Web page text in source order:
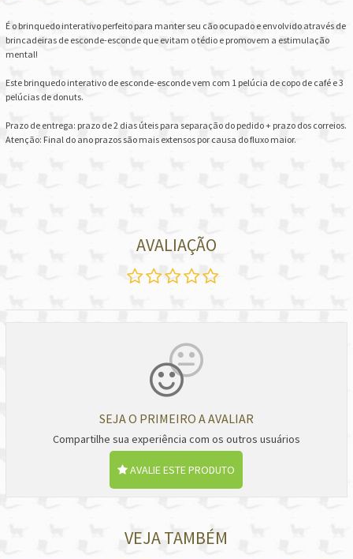
É o brinquedo interativo perfeito para manter seu cão ocupado e envolvido através de
brincadeiras de esconde-esconde que evitam o tédio e promovem a estimulação
mental!
Este brinquedo interativo de esconde-esconde vem com 1 pelúcia de copo de café e 3
pelúcias de donuts.
Prazo de entrega: prazo de 2 dias úteis para separação do pedido + prazo dos correios.
Atenção: Final do ano prazos são mais extensos por causa do fluxo maior.
AVALIAÇÃO
SEJA O PRIMEIRO A AVALIAR
Compartilhe sua experiência com os outros usuários
AVALIE ESTE PRODUTO
VEJA TAMBÉM